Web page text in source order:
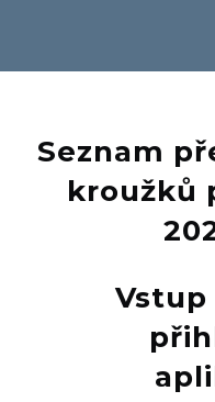
Seznam
kroužků
Vstup